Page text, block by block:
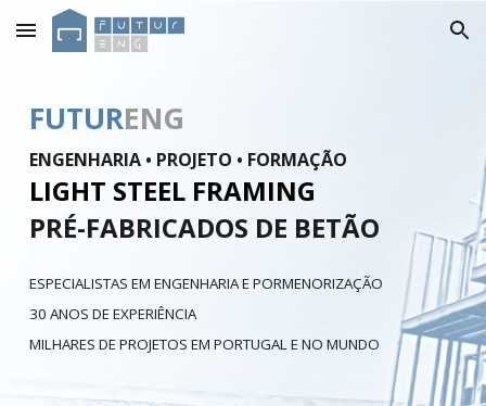
Skip to main content Skip to navigation
FUTURENG
ENGENHARIA • PROJETO • FORMAÇÃO
LIGHT STEEL FRAMING
PRÉ-FABRICADOS DE BETÃO
ESPECIALISTAS EM ENGENHARIA E PORMENORIZAÇÃO
30 ANOS DE EXPERIÊNCIA
MILHARES DE PROJETOS EM PORTUGAL E NO MUNDO